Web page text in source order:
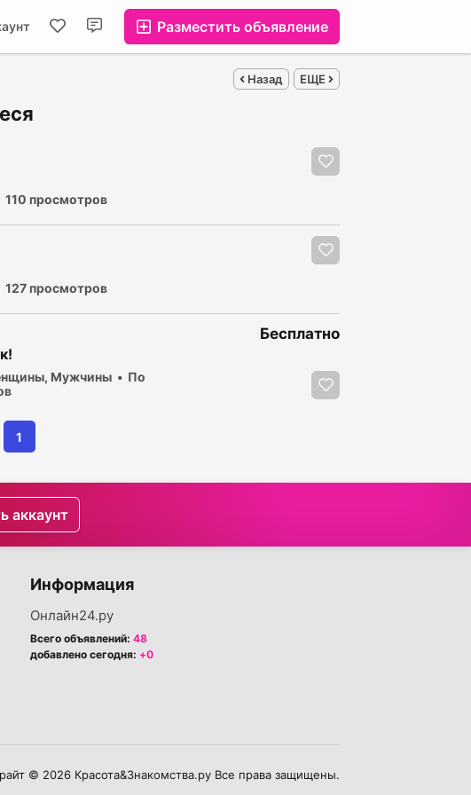
Разместить объявление
Назад ЕЩЕ
110 просмотров
127 просмотров
Мужчины
По
Бесплатно
1
аккаунт
Информация
Онлайн24.ру
Всего объявлений: 48
добавлено сегодня: +0
© 2026 Красота&Знакомства.ру Все права защищены.